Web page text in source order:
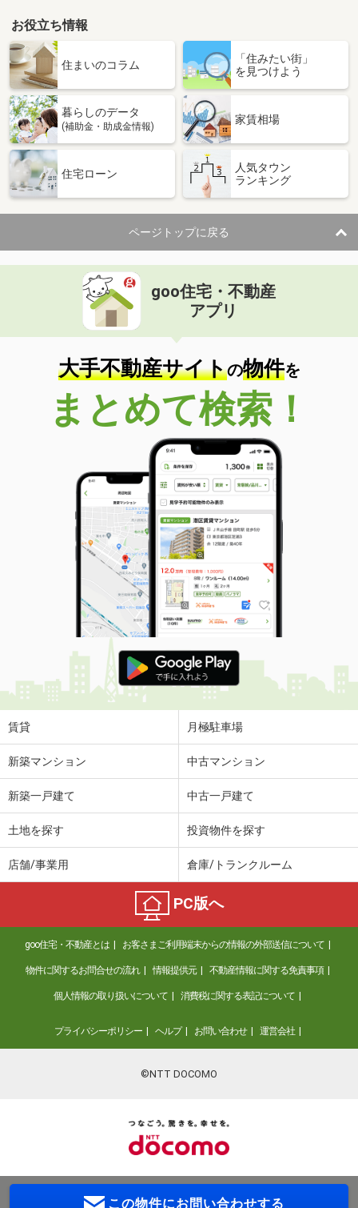
お役立ち情報
住まいのコラム
「住みたい街」
を見つけよう
暮らしのデータ
(補助金・助成金情報)
家賃相場
住宅ローン
人気タウン
ランキング
ページトップに戻る
goo住宅・不動産
アプリ
大手不動産サイトの物件を
まとめて検索！
賃貸 月極駐車場
新築マンション 中古マンション
新築一戸建て 中古一戸建て
土地を探す 投資物件を探す
店舗/事業用 倉庫/トランクルーム
PC版へ
goo住宅・不動産とは お客さまご利用端末からの情報の外部送信について
物件に関するお問合せの流れ 情報提供元 不動産情報に関する免責事項
個人情報の取り扱いについて 消費税に関する表記について
プライバシーポリシー ヘルプ お問い合わせ 運営会社
©NTT DOCOMO
この物件にお問い合わせする